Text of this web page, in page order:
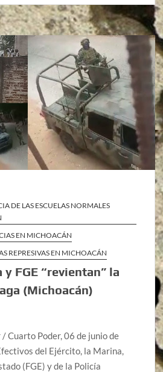
DE LAS ESCUELAS NORMALES
EN MICHOACÁN
REPRESIVAS EN MICHOACÁN
FGE “revientan” la
(Michoacán)
Cuarto Poder, 06 de junio de
del Ejército, la Marina,
(FGE) y de la Policía